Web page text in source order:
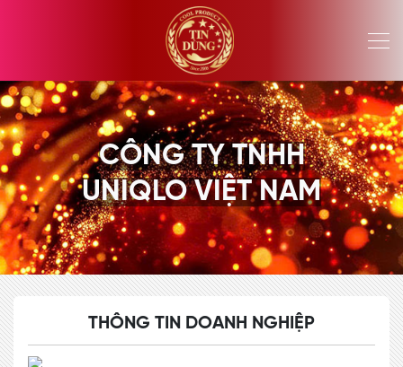
CÔNG TY TNHH
UNIQLO VIỆT NAM
THÔNG TIN DOANH NGHIỆP